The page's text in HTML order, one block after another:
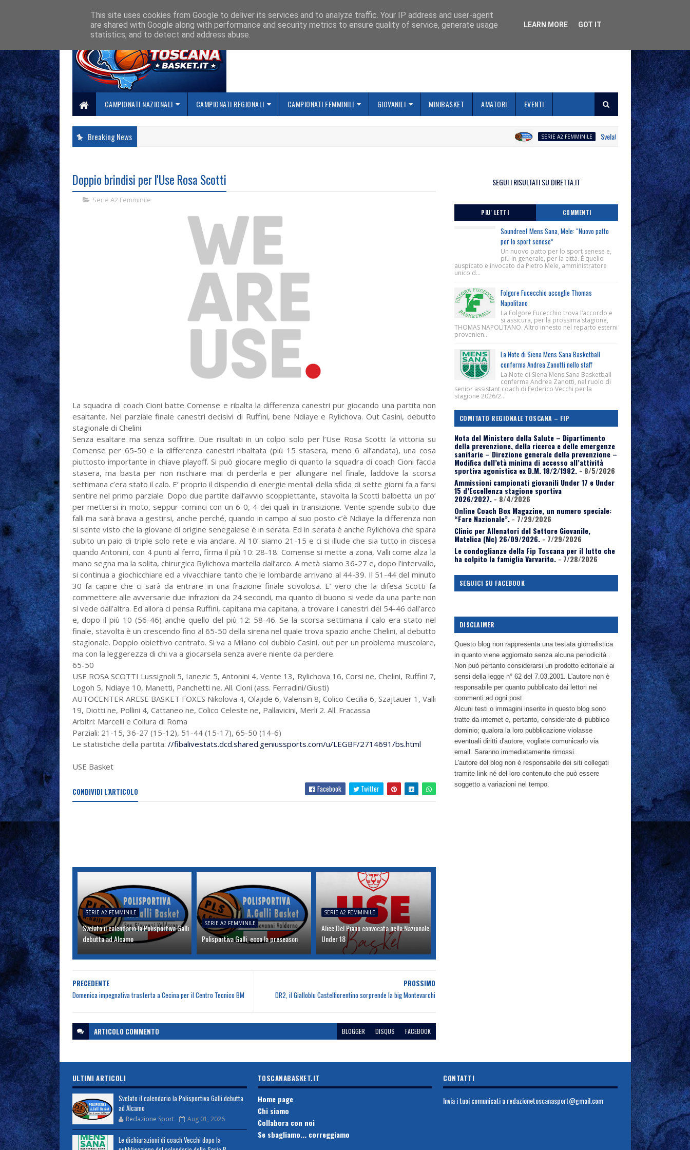
CAMPIONATI NAZIONALI CAMPIONATI REGIONALI CAMPIONATI FEMMINILI GIOVANILI MINIBASKET AMATORI EVENTI
Breaking News SERIE A2 FEMMINILE Svelato il calendario la Polisportiva
Doppio brindisi per l'Use Rosa Scotti
Serie A2 Femminile
La squadra di coach Cioni batte Comense e ribalta la differenza canestri pur giocando una partita non
esaltante. Nel parziale finale canestri decisivi di Ruffini, bene Ndiaye e Rylichova. Out Casini, debutto
stagionale di Chelini
Senza esaltare ma senza soffrire. Due risultati in un colpo solo per l’Use Rosa Scotti: la vittoria su
Comense per 65-50 e la differenza canestri ribaltata (più 15 stasera, meno 6 all’andata), una cosa
piuttosto importante in chiave playoff. Si può giocare meglio di quanto la squadra di coach Cioni faccia
stasera, ma basta per non rischiare mai di perderla e per allungare nel finale, laddove la scorsa
settimana c’era stato il calo. E’ proprio il dispendio di energie mentali della sfida di sette giorni fa a farsi
sentire nel primo parziale. Dopo due partite dall’avvio scoppiettante, stavolta la Scotti balbetta un po’
per mettersi in moto, seppur cominci con un 6-0, 4 dei quali in transizione. Vente spende subito due
falli ma sarà brava a gestirsi, anche perché, quando in campo al suo posto c’è Ndiaye la differenza non
si sente visto che la giovane di origine senegalese è in serata. Ed in serata è anche Rylichova che spara
subito un paio di triple solo rete e via andare. Al 10’ siamo 21-15 e ci si illude che sia tutto in discesa
quando Antonini, con 4 punti al ferro, firma il più 10: 28-18. Comense si mette a zona, Valli come alza la
mano segna ma la solita, chirurgica Rylichova martella dall’arco. A metà siamo 36-27 e, dopo l’intervallo,
si continua a giochicchiare ed a vivacchiare tanto che le lombarde arrivano al 44-39. Il 51-44 del minuto
30 fa capire che ci sarà da entrare in una frazione finale scivolosa. E’ vero che la difesa Scotti fa
commettere alle avversarie due infrazioni da 24 secondi, ma quanto di buono si vede da una parte non
si vede dall’altra. Ed allora ci pensa Ruffini, capitana mia capitana, a trovare i canestri del 54-46 dall’arco
e, dopo il più 10 (56-46) anche quello del più 12: 58-46. Se la scorsa settimana il calo era stato nel
finale, stavolta è un crescendo fino al 65-50 della sirena nel quale trova spazio anche Chelini, al debutto
stagionale. Doppio obiettivo centrato. Si va a Milano col dubbio Casini, out per un problema muscolare,
ma con la leggerezza di chi va a giocarsela senza avere niente da perdere.
65-50
USE ROSA SCOTTI Lussignoli 5, Ianezic 5, Antonini 4, Vente 13, Rylichova 16, Corsi ne, Chelini, Ruffini 7,
Logoh 5, Ndiaye 10, Manetti, Panchetti ne. All. Cioni (ass. Ferradini/Giusti)
AUTOCENTER ARESE BASKET FOXES Nikolova 4, Olajide 6, Valensin 8, Colico Cecilia 6, Szajtauer 1, Valli
19, Diotti ne, Pollini 4, Cattaneo ne, Colico Celeste ne, Pallavicini, Merli 2. All. Fracassa
Arbitri: Marcelli e Collura di Roma
Parziali: 21-15, 36-27 (15-12), 51-44 (15-17), 65-50 (14-6)
Le statistiche della partita: //fibalivestats.dcd.shared.geniussports.com/u/LEGBF/2714691/bs.html
USE Basket
CONDIVIDI L'ARTICOLO Facebook Twitter
SERIE A2 FEMMINILE
Svelato il calendario la Polisportiva Galli
debutta ad Alcamo
SERIE A2 FEMMINILE
Polisportiva Galli, ecco la preseason
SERIE A2 FEMMINILE
Alice Del Piano convocata nella Nazionale
Under 18
PROSSIMO
DR2, il Gialloblu Castelfiorentino sorprende la big Montevarchi
PRECEDENTE
Domenica impegnativa trasferta a Cecina per il Centro Tecnico BM
ARTICOLO COMMENTO BLOGGER DISQUS FACEBOOK
SEGUI I RISULTATI SU DIRETTA.IT
PIU' LETTI COMMENTI
Soundreef Mens Sana, Mele: “Nuovo patto
per lo sport senese”
Un nuovo patto per lo sport senese e,
più in generale, per la città. È quello
auspicato e invocato da Pietro Mele, amministratore
unico d...
Folgore Fucecchio accoglie Thomas
Napolitano
La Folgore Fucecchio trova l’accordo e
si assicura, per la prossima stagione,
THOMAS NAPOLITANO. Altro innesto nel reparto esterni
provenien...
La Note di Siena Mens Sana Basketball
conferma Andrea Zanotti nello staff
La Note di Siena Mens Sana Basketball
conferma Andrea Zanotti, nel ruolo di
senior assistant coach di Federico Vecchi per la
stagione 2026/2...
COMITATO REGIONALE TOSCANA – FIP
Nota del Ministero della Salute – Dipartimento
della prevenzione, della ricerca e delle emergenze
sanitarie – Direzione generale della prevenzione –
Modifica dell’età minima di accesso all’attività
sportiva agonistica ex D.M. 18/2/1982.- 8/5/2026
Ammissioni campionati giovanili Under 17 e Under
15 d’Eccellenza stagione sportiva
2026/2027.- 8/4/2026
Online Coach Box Magazine, un numero speciale:
“Fare Nazionale”.- 7/29/2026
Clinic per Allenatori del Settore Giovanile,
Matelica (Mc) 26/09/2026.- 7/29/2026
Le condoglianze della Fip Toscana per il lutto che
ha colpito la famiglia Varvarito.- 7/28/2026
SEGUICI SU FACEBOOK
DISCLAIMER
Questo blog non rappresenta una testata giornalistica
in quanto viene aggiornato senza alcuna periodicità .
Non può pertanto considerarsi un prodotto editoriale ai
sensi della legge n° 62 del 7.03.2001. L'autore non è
responsabile per quanto pubblicato dai lettori nei
commenti ad ogni post.
Alcuni testi o immagini inserite in questo blog sono
tratte da internet e, pertanto, considerate di pubblico
dominio; qualora la loro pubblicazione violasse
eventuali diritti d'autore, vogliate comunicarlo via
email. Saranno immediatamente rimossi.
L'autore del blog non è responsabile dei siti collegati
tramite link né del loro contenuto che può essere
soggetto a variazioni nel tempo.
ULTIMI ARTICOLI
Svelato il calendario la Polisportiva Galli debutta
ad Alcamo
Redazione Sport Aug 01, 2026
Le dichiarazioni di coach Vecchi dopo la
TOSCANABASKET.IT
Home page
Chi siamo
Collabora con noi
Se sbagliamo... correggiamo
CONTATTI
Invia i tuoi comunicati aredazionetoscanasport@gmail.com
This site uses cookies from Google to deliver its services and to analyze traffic. Your IP address and user-agent
are shared with Google along with performance and security metrics to ensure quality of service, generate usage
statistics, and to detect and address abuse.
LEARN MORE GOT IT